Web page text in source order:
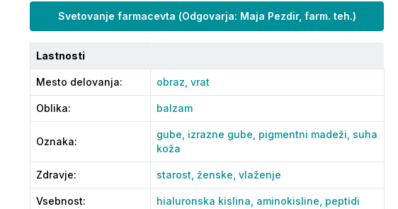
Svetovanje farmacevta (Odgovarja: Maja Pezdir, farm. teh.)
Lastnosti
Mesto delovanja: obraz, vrat
Oblika: balzam
Oznaka:
gube, izrazne gube, pigmentni madeži, suha
koža
Zdravje: starost, ženske, vlaženje
Vsebnost: hialuronska kislina, aminokisline, peptidi